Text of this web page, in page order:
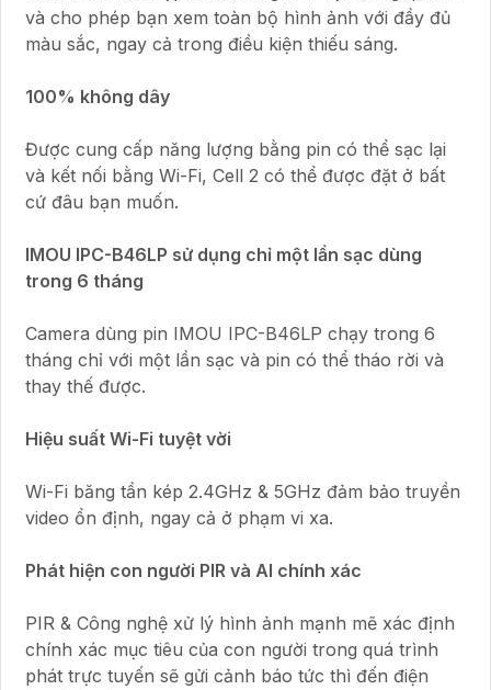
và cho phép bạn xem toàn bộ hình ảnh với đầy đủ
màu sắc, ngay cả trong điều kiện thiếu sáng.
100% không dây
Được cung cấp năng lượng bằng pin có thể sạc lại
và kết nối bằng Wi-Fi, Cell 2 có thể được đặt ở bất
cứ đâu bạn muốn.
IMOU IPC-B46LP sử dụng chỉ một lần sạc dùng
trong 6 tháng
Camera dùng pin IMOU IPC-B46LP chạy trong 6
tháng chỉ với một lần sạc và pin có thể tháo rời và
thay thế được.
Hiệu suất Wi-Fi tuyệt vời
Wi-Fi băng tần kép 2.4GHz & 5GHz đảm bảo truyền
video ổn định, ngay cả ở phạm vi xa.
Phát hiện con người PIR và AI chính xác
PIR & Công nghệ xử lý hình ảnh mạnh mẽ xác định
chính xác mục tiêu của con người trong quá trình
phát trực tuyến sẽ gửi cảnh báo tức thì đến điện